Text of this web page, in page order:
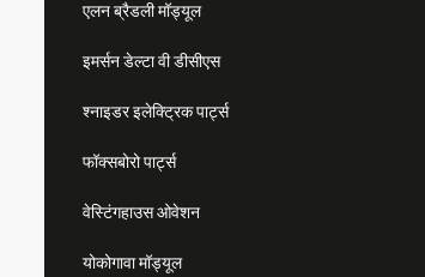
एलन ब्रैडली मॉड्यूल
इमर्सन डेल्टा वी डीसीएस
श्नाइडर इलेक्ट्रिक पार्ट्स
फॉक्सबोरो पार्ट्स
वेस्टिंगहाउस ओवेशन
योकोगावा मॉड्यूल